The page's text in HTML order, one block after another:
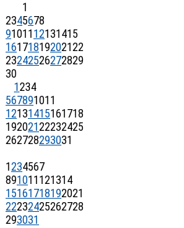
1
2345678
91011 12131415
16171819202122
23242526272829
30
1234
567891011
12131415161718
19202122232425
262728293031
1234567
891011 121314
15161718192021
22232425262728
293031